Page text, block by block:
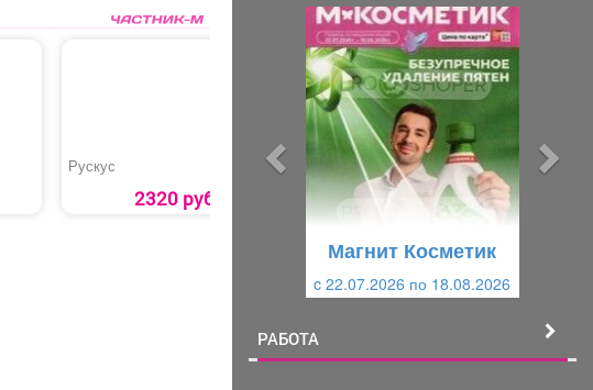
Рускус
2320 руб.
Букет «Маршмеллоу»
1850 руб.
Милый бокс №4
3700 руб.
Магнит Косметик
c 22.07.2026 по 18.08.2026
РАБОТА